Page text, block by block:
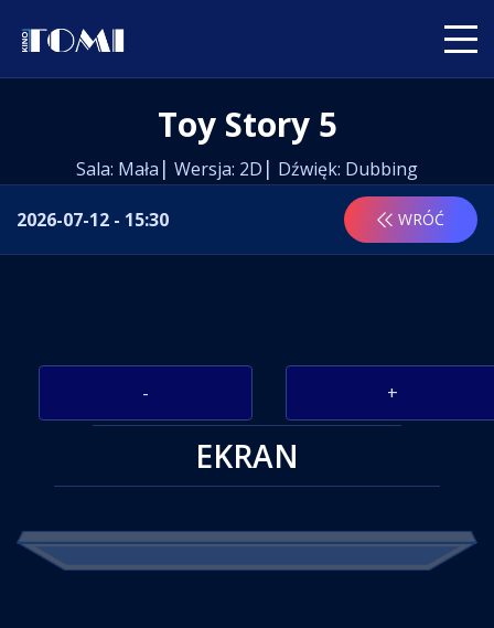
Toy Story 5
Sala: Mała Wersja: 2D Dźwięk: Dubbing
WRÓĆ
2026-07-12 - 15:30
- +
EKRAN